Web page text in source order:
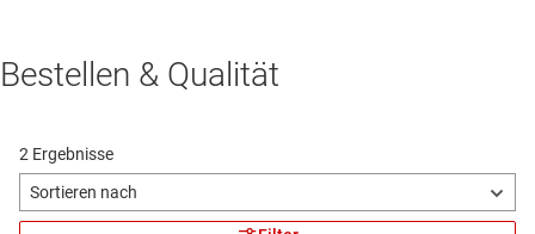
Bestellen & Qualität